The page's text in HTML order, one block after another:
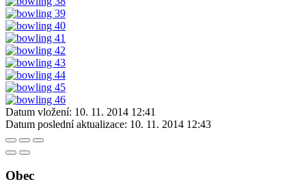
Datum vložení: 10. 11. 2014 12:41
Datum poslední aktualizace: 10. 11. 2014 12:43
Obec